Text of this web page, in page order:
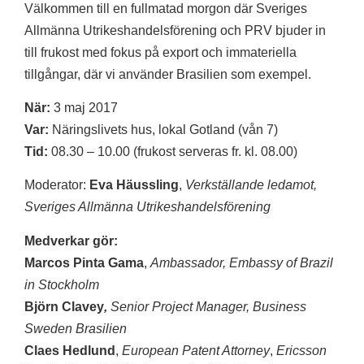
Välkommen till en fullmatad morgon där Sveriges
Allmänna Utrikeshandelsförening och PRV bjuder in
till frukost med fokus på export och immateriella
tillgångar, där vi använder Brasilien som exempel.
När: 3 maj 2017
Var: Näringslivets hus, lokal Gotland (vån 7)
Tid: 08.30 – 10.00 (frukost serveras fr. kl. 08.00)
Moderator: Eva Häussling, Verkställande ledamot,
Sveriges Allmänna Utrikeshandelsförening
Medverkar gör:
Marcos Pinta Gama, Ambassador, Embassy of Brazil
in Stockholm
Björn Clavey, Senior Project Manager, Business
Sweden Brasilien
Claes Hedlund , European Patent Attorney, Ericsson